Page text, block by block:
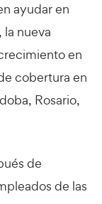
ayudar en
la nueva
en
cobertura en
Rosario,
de
de las